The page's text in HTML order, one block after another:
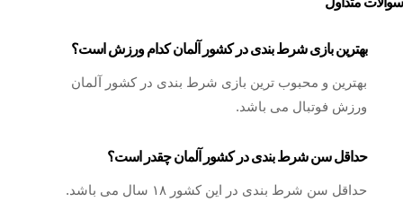
بهترین بازی شرط بندی در کشور آلمان کدام ورزش است؟
بهترین و محبوب ترین بازی شرط بندی در کشور آلمان
ورزش فوتبال می باشد.
حداقل سن شرط بندی در کشور آلمان چقدر است؟
حداقل سن شرط بندی در این کشور ۱۸ سال می باشد.